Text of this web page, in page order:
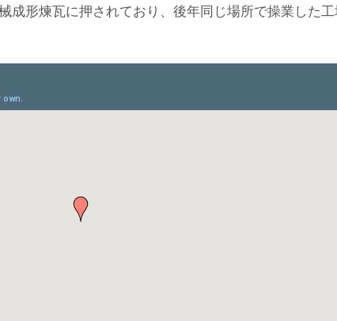
形煉瓦に押されており、後年同じ場所で操業した